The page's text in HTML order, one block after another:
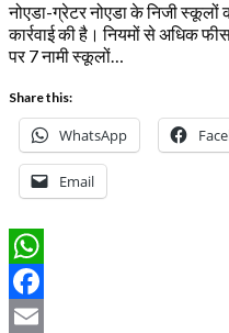
नोएडा-ग्रेटर नोएडा के निजी स्कूलों
कार्रवाई की है। नियमों से अधिक
पर 7 नामी स्कूलों…
Share this:
WhatsApp
Email
WhatsApp
Facebook